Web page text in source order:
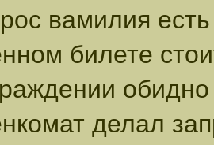
вамилия
билете
делал